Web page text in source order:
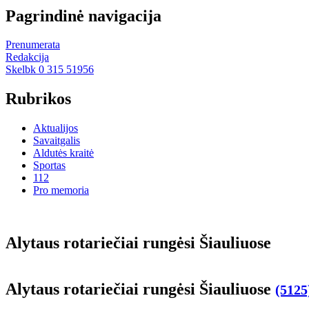
Pagrindinė navigacija
Prenumerata
Redakcija
Skelbk 0 315 51956
Rubrikos
Aktualijos
Savaitgalis
Aldutės kraitė
Sportas
112
Pro memoria
Aly­taus ro­ta­rie­čiai run­gė­si Šiau­liuo­se
Aly­taus ro­ta­rie­čiai run­gė­si Šiau­liuo­se